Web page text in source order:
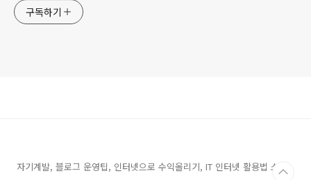
구독하기
자기계발, 블로그 운영팁, 인터넷으로 수익올리기, IT 인터넷 활용법 소개